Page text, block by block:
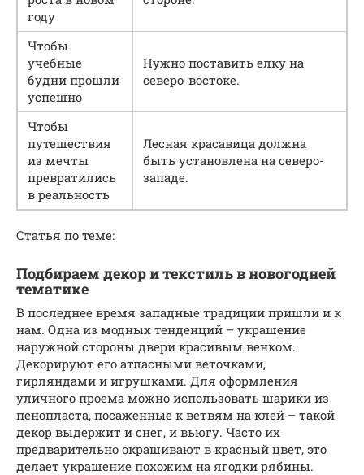
году
Чтобы
учебные
будни прошли
успешно
Нужно поставить елку на
северо-востоке.
Чтобы
путешествия
из мечты
превратились
в реальность
Лесная красавица должна
быть установлена на северо-
западе.
Статья по теме:
Подбираем декор и текстиль в новогодней
тематике
В последнее время западные традиции пришли и к
нам. Одна из модных тенденций – украшение
наружной стороны двери красивым венком.
Декорируют его атласными веточками,
гирляндами и игрушками. Для оформления
уличного проема можно использовать шарики из
пенопласта, посаженные к ветвям на клей – такой
декор выдержит и снег, и вьюгу. Часто их
предварительно окрашивают в красный цвет, это
делает украшение похожим на ягодки рябины.